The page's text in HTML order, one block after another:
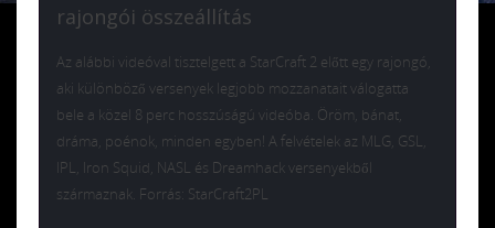
rajongói összeállítás
Az alábbi videóval tisztelgett a StarCraft 2 előtt egy rajongó,
aki különböző versenyek legjobb mozzanatait válogatta
bele a közel 8 perc hosszúságú videóba. Öröm, bánat,
dráma, poénok, minden egyben! A felvételek az MLG, GSL,
IPL, Iron Squid, NASL és Dreamhack versenyekből
származnak. Forrás: StarCraft2PL